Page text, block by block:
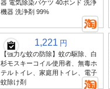
器 電気除染バケツ 40ポンド 洗浄
機器 洗浄剤 99%
1,221 円
【強力な蚊の防除】蚊の駆除、白
杉モスキーコイル使用者、無毒ホ
テルトイレ、家庭用トイレ、電子
蚊除け剤